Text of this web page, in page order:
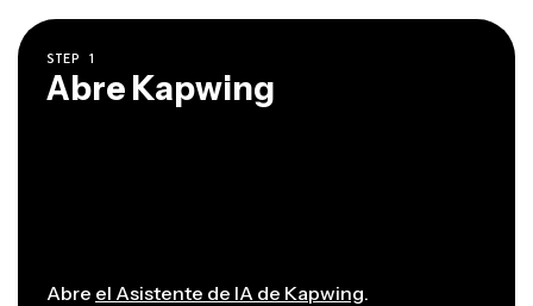
STEP 1
Abre Kapwing
Abre el Asistente de IA de Kapwing.